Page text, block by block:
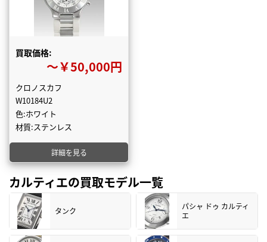
買取価格:
〜￥50,000円
クロノスカフ
W10184U2
色:ホワイト
材質:ステンレス
詳細を見る
カルティエの買取モデル一覧
タンク
パシャ ドゥ カルティ
エ